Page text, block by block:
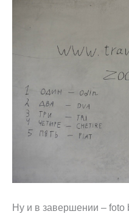
Ну и в завершении –